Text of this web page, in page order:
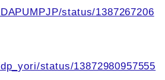
status/1387267206
status/13872980957555